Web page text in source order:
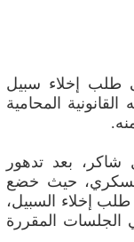
طلب إخلاء سبيل
المحامية
بعد تدهور
حيث خضع
طلب إخلاء السبيل،
الجلسات المقررة